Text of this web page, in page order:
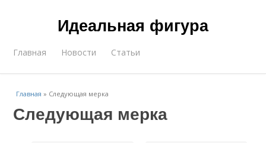
Идеальная фигура
Главная Новости Статьи
Главная » Следующая мерка
Следующая мерка